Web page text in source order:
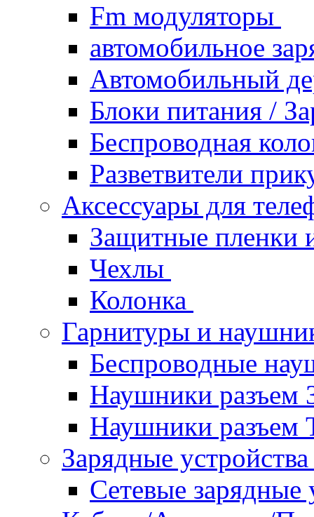
Fm модуляторы
автомобильное
Автомобильный
Блоки питания /
Беспроводная
Разветвители
Аксессуары для
Защитные пленки
Чехлы
Колонка
Гарнитуры и
Беспроводные
Наушники разъем
Наушники разъем
Зарядные
Сетевые зарядные